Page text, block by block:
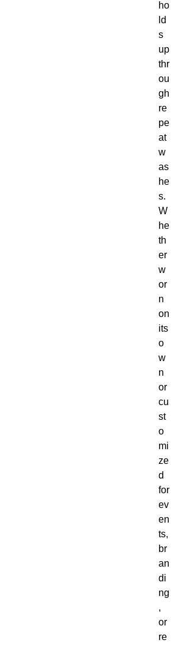
ho
ld
s
up
thr
ou
gh
re
pe
at
w
as
he
s.
W
he
th
er
w
or
n
on
its
o
w
n
or
cu
st
o
mi
ze
d
for
ev
en
ts,
br
an
di
ng
,
or
re